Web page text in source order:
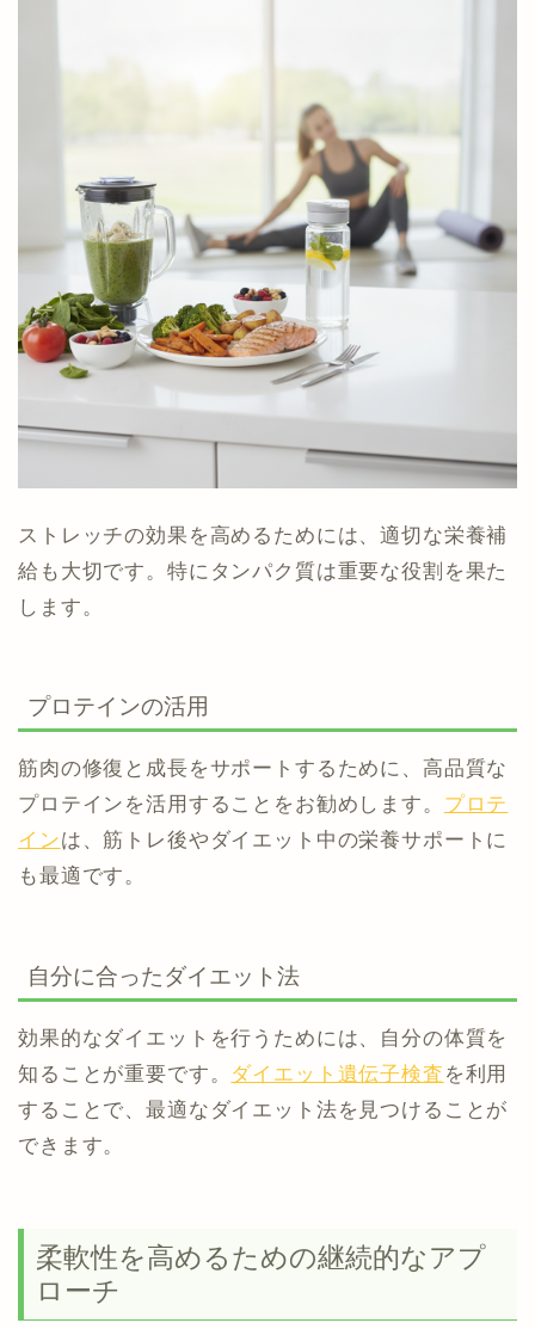
ストレッチの効果を高めるためには、適切な栄養補
給も大切です。特にタンパク質は重要な役割を果た
します。
プロテインの活用
筋肉の修復と成長をサポートするために、高品質な
プロテインを活用することをお勧めします。 プロテ
インは、筋トレ後やダイエット中の栄養サポートに
も最適です。
自分に合ったダイエット法
効果的なダイエットを行うためには、自分の体質を
知ることが重要です。 ダイエット遺伝子検査 を利用
することで、最適なダイエット法を見つけることが
できます。
柔軟性を高めるための継続的なアプ
ローチ